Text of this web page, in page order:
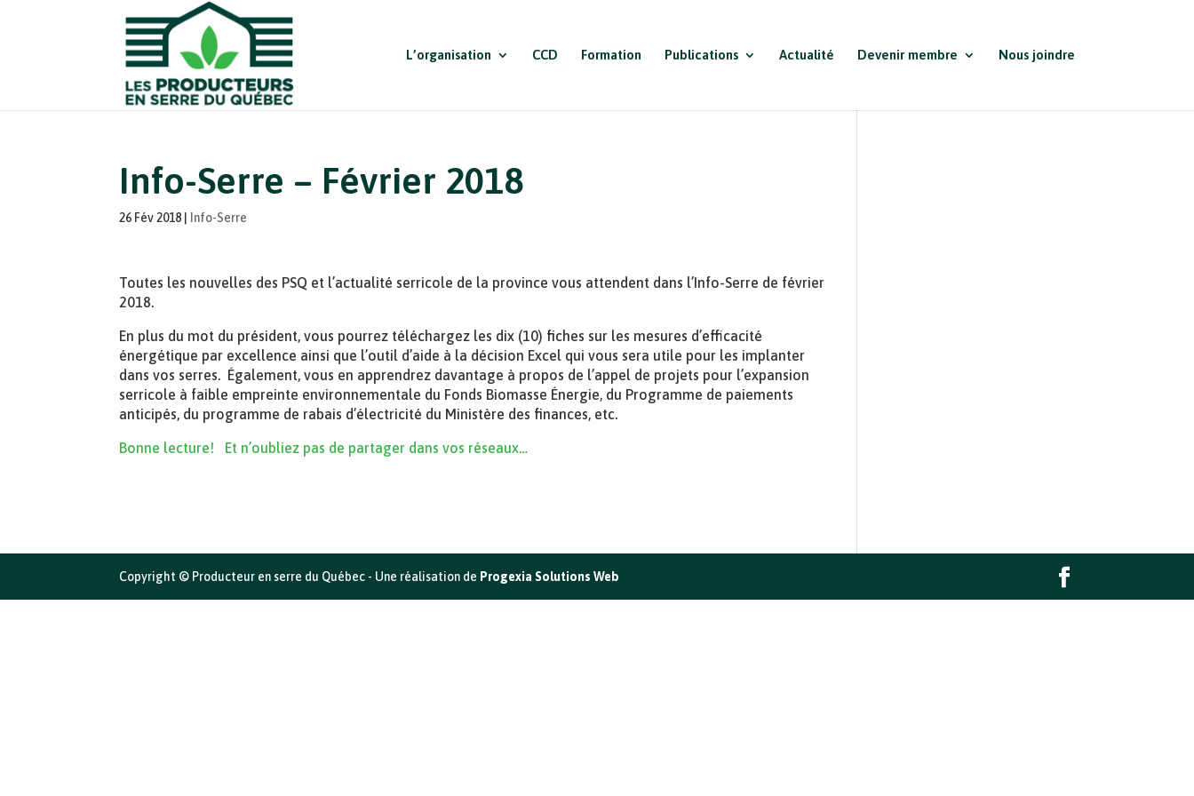
L’organisation CCD Formation Publications Actualité Devenir membre Nous joindre
Info-Serre – Février 2018
26 Fév 2018 Info-Serre
Toutes les nouvelles des PSQ et l’actualité serricole de la province vous attendent dans l’Info-Serre de février
2018.
En plus du mot du président, vous pourrez téléchargez les dix (10) fiches sur les mesures d’efficacité
énergétique par excellence ainsi que l’outil d’aide à la décision Excel qui vous sera utile pour les implanter
dans vos serres. Également, vous en apprendrez davantage à propos de l’appel de projets pour l’expansion
serricole à faible empreinte environnementale du Fonds Biomasse Énergie, du Programme de paiements
anticipés, du programme de rabais d’électricité du Ministère des finances, etc.
Bonne lecture! Et n’oubliez pas de partager dans vos réseaux…
Copyright © Producteur en serre du Québec - Une réalisation de Progexia Solutions Web